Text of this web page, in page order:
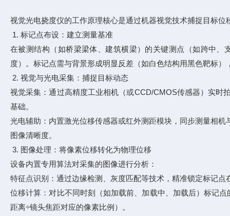
视觉光电挠度仪的工作原理核心是通过机器视觉技术捕捉目标
1. 标记点布设：建立测量基准
在被测结构（如桥梁梁体、建筑横梁）的关键测点（如跨中
度）。标记点需与背景形成明显反差（如白色结构用黑色靶标
2. 视觉与光电采集：捕捉目标动态
视觉采集：通过高精度工业相机（或CCD/CMOS传感器）实时
基础。
光电辅助：内置激光位移传感器或红外测距模块，同步测量相
图像清晰度。
3. 图像处理：将像素位移转化为物理位移
设备内置专用算法对采集的图像进行分析：
特征点识别：通过边缘检测、灰度匹配等技术，精准锁定标记
位移计算：对比不同时刻（如加载前、加载中、加载后）标记
距离÷镜头焦距对应的像素比例）。